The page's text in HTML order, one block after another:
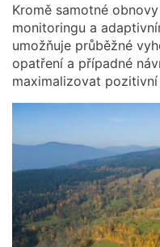
Kromě samotné
monitoringu a
umožňuje průběžné
opatření a případné
maximalizovat